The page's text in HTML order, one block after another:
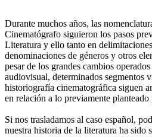
Durante muchos años, las
Cinematógrafo siguieron los pasos
Literatura y ello tanto en
denominaciones de géneros y otros
pesar de los grandes cambios
audiovisual, determinados segmentos
historiografía cinematográfica siguen
en relación a lo previamente
Si nos trasladamos al caso español,
nuestra historia de la literatura ha sido